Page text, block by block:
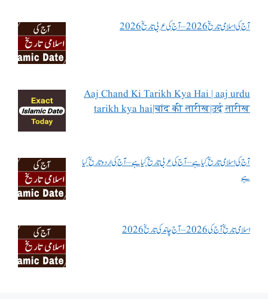
آج کی اسلامی تاریخ 2026 – آج کی عربی تاریخ 2026
Aaj Chand Ki Tarikh Kya Hai | aaj urdu
tarikh kya hai|चांद की तारीख|उर्दू तारीख
آج کی اسلامی تاریخ کیا ہے – آج کی عربی تاریخ کیا ہے – آج کی اردو تاریخ کیا
ہے
اسلامی تاریخ آج کی 2026 – آج چاند کی تاریخ 2026